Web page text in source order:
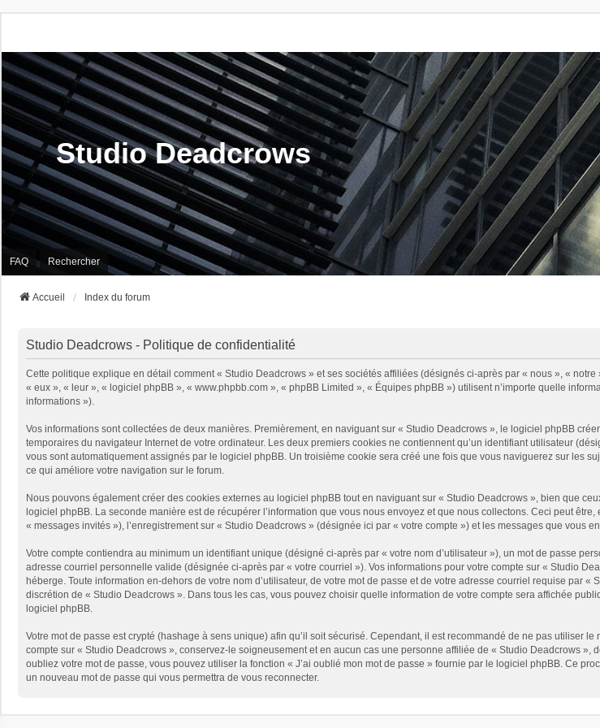
Studio Deadcrows
FAQ Rechercher
Accueil Index du forum
Studio Deadcrows - Politique de confidentialité
Cette politique explique en détail comment « Studio Deadcrows » et ses sociétés affiliées (désignés ci-après par « nous », «
« eux », « leur », « logiciel phpBB », « www.phpbb.com », « phpBB Limited », « Équipes phpBB ») utilisent n’importe quelle
informations »).
Vos informations sont collectées de deux manières. Premièrement, en naviguant sur « Studio Deadcrows », le logiciel phpBB
temporaires du navigateur Internet de votre ordinateur. Les deux premiers cookies ne contiennent qu’un identifiant utilisateur
vous sont automatiquement assignés par le logiciel phpBB. Un troisième cookie sera créé une fois que vous naviguerez sur les
ce qui améliore votre navigation sur le forum.
Nous pouvons également créer des cookies externes au logiciel phpBB tout en naviguant sur « Studio Deadcrows », bien que
logiciel phpBB. La seconde manière est de récupérer l’information que vous nous envoyez et que nous collectons. Ceci peut
« messages invités »), l’enregistrement sur « Studio Deadcrows » (désignée ici par « votre compte ») et les messages que vous
Votre compte contiendra au minimum un identifiant unique (désigné ci-après par « votre nom d’utilisateur »), un mot de passe
adresse courriel personnelle valide (désignée ci-après par « votre courriel »). Vos informations pour votre compte sur « Studio
héberge. Toute information en-dehors de votre nom d’utilisateur, de votre mot de passe et de votre adresse courriel requise par
discrétion de « Studio Deadcrows ». Dans tous les cas, vous pouvez choisir quelle information de votre compte sera affichée
logiciel phpBB.
Votre mot de passe est crypté (hashage à sens unique) afin qu’il soit sécurisé. Cependant, il est recommandé de ne pas utiliser
compte sur « Studio Deadcrows », conservez-le soigneusement et en aucun cas une personne affiliée de « Studio Deadcrows
oubliez votre mot de passe, vous pouvez utiliser la fonction « J’ai oublié mon mot de passe » fournie par le logiciel phpBB. Ce
un nouveau mot de passe qui vous permettra de vous reconnecter.